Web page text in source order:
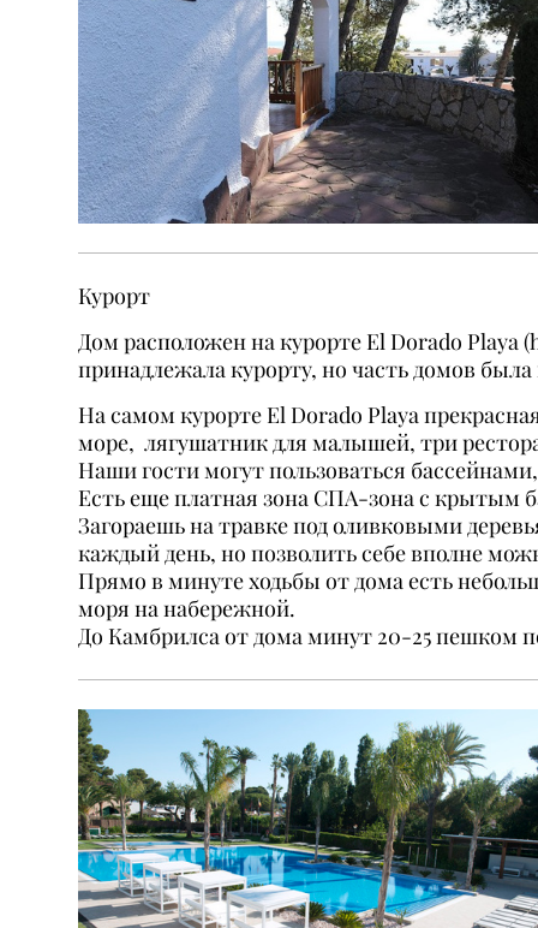
Курорт
Дом расположен на курорте El Dorado Playa (
принадлежала курорту, но часть домов
На самом курорте El Dorado Playa
море, лягушатник для малышей, три
Наши гости могут пользоваться
Есть еще платная зона СПА-зона с крытым
Загораешь на травке под оливковыми
каждый день, но позволить себе вполне
Прямо в минуте ходьбы от дома есть
моря на набережной.
До Камбрилса от дома минут 20-25 пешком